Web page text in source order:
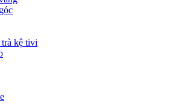
kệ tivi